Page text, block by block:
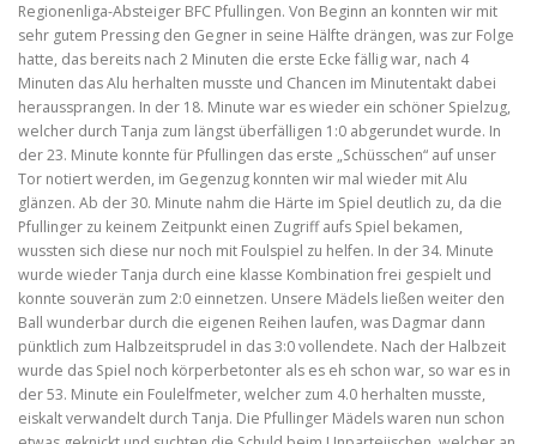
Regionenliga-Absteiger BFC Pfullingen. Von Beginn an konnten wir mit
sehr gutem Pressing den Gegner in seine Hälfte drängen, was zur Folge
hatte, das bereits nach 2 Minuten die erste Ecke fällig war, nach 4
Minuten das Alu herhalten musste und Chancen im Minutentakt dabei
heraussprangen. In der 18. Minute war es wieder ein schöner Spielzug,
welcher durch Tanja zum längst überfälligen 1:0 abgerundet wurde. In
der 23. Minute konnte für Pfullingen das erste „Schüsschen“ auf unser
Tor notiert werden, im Gegenzug konnten wir mal wieder mit Alu
glänzen. Ab der 30. Minute nahm die Härte im Spiel deutlich zu, da die
Pfullinger zu keinem Zeitpunkt einen Zugriff aufs Spiel bekamen,
wussten sich diese nur noch mit Foulspiel zu helfen. In der 34. Minute
wurde wieder Tanja durch eine klasse Kombination frei gespielt und
konnte souverän zum 2:0 einnetzen. Unsere Mädels ließen weiter den
Ball wunderbar durch die eigenen Reihen laufen, was Dagmar dann
pünktlich zum Halbzeitsprudel in das 3:0 vollendete. Nach der Halbzeit
wurde das Spiel noch körperbetonter als es eh schon war, so war es in
der 53. Minute ein Foulelfmeter, welcher zum 4.0 herhalten musste,
eiskalt verwandelt durch Tanja. Die Pfullinger Mädels waren nun schon